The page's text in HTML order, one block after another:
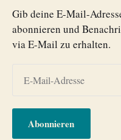
Gib deine E-Mail-
abonnieren und
via E-Mail zu erhalten.
Abonnieren